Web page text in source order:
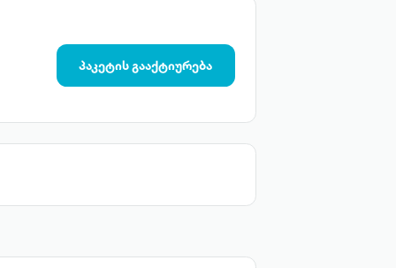
პაკეტის გააქტიურება